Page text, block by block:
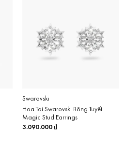
Swarovski
Hoa Tai Swarovski Bông Tuyết
Magic Stud Earrings
3.090.000₫